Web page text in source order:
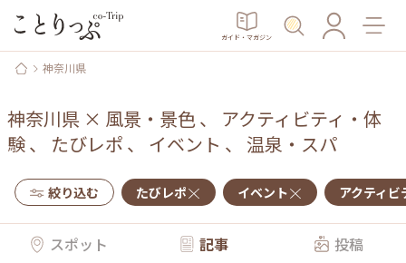
ガイド・マガジン
神奈川県
神奈川県 × 風景・景色、 アクティビティ・体
験、 たびレポ 、 イベント 、 温泉・スパ
絞り込む たびレポ イベント アクティビ
スポット 記事 投稿